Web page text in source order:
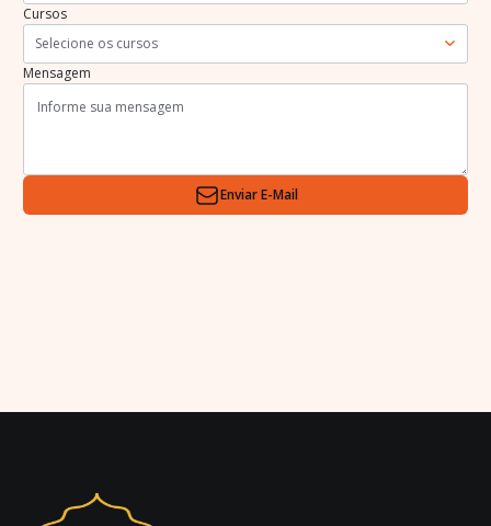
Cursos
Selecione os cursos
Mensagem
Enviar E-Mail